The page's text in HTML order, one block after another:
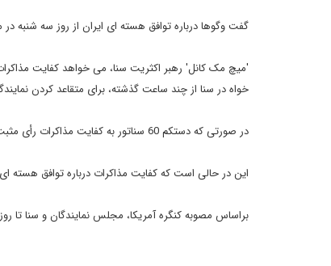
گفت وگوها درباره توافق هسته ای ایران از روز سه شنبه
'میچ مک کانل' رهبر اکثریت سنا، می خواهد کفایت
خواه در سنا از چند ساعت گذشته، برای متقاعد کردن
در صورتی که دستکم 60 سناتور به کفایت مذاکرات رأی مثبت بدهند، سنای آمریکا موضوع رد توافق هسته ای ایران را به رأی خواهد گذاشت.
این در حالی است که کفایت مذاکرات درباره توافق هسته
براساس مصوبه کنگره آمریکا، مجلس نمایندگان و سنا تا روز 17 سپتامبر(26 شهریورماه) فرصت دارند که به این توافق رأی مثبت یا منفی دهند.